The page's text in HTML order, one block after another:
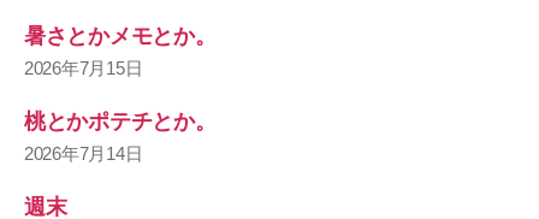
暑さとかメモとか。
2026年7月15日
桃とかポテチとか。
2026年7月14日
週末